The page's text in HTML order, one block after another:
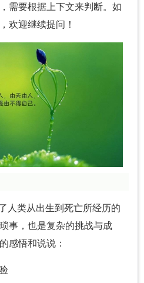
需要根据上下文来判断。如
欢迎继续提问！
人类从出生到死亡所经历的
事，也是复杂的挑战与成
感悟和说说：